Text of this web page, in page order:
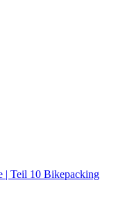
| Teil 10 Bikepacking